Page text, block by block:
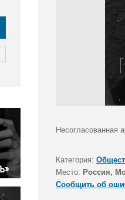
Несогласованная
Категория:
Место: Россия,
Сообщить об